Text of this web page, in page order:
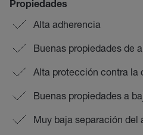
Propiedades
Alta adherencia
Buenas propiedades de
Alta protección contra la
Buenas propiedades a
Muy baja separación del